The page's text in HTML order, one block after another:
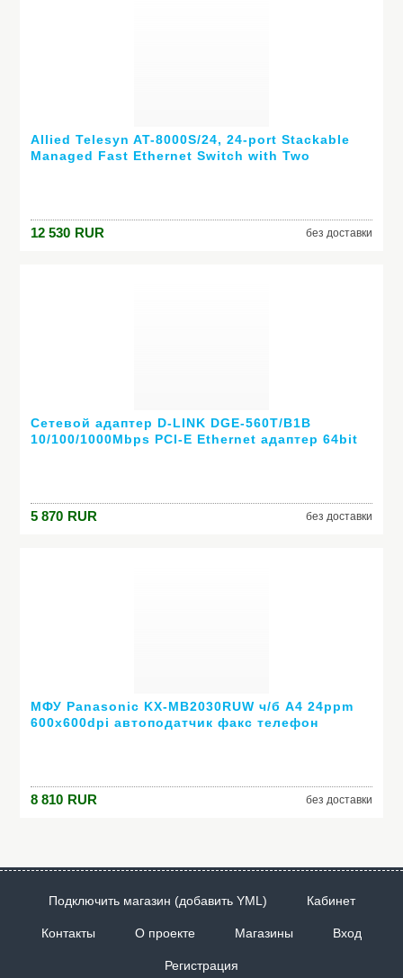
Allied Telesyn AT-8000S/24, 24-port Stackable
Managed Fast Ethernet Switch with Two
12 530 RUR без доставки
Сетевой адаптер D-LINK DGE-560T/B1B
10/100/1000Mbps PCI-E Ethernet адаптер 64bit
5 870 RUR без доставки
МФУ Panasonic KX-MB2030RUW ч/б A4 24ppm
600x600dpi автоподатчик факс телефон
8 810 RUR без доставки
Подключить магазин (добавить YML) Кабинет
Контакты О проекте Магазины Вход
Регистрация